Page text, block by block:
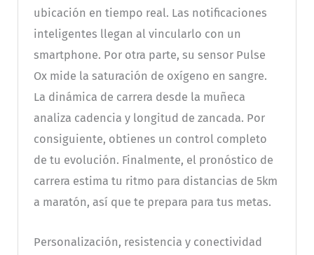
ubicación en tiempo real. Las notificaciones
inteligentes llegan al vincularlo con un
smartphone. Por otra parte, su sensor Pulse
Ox mide la saturación de oxígeno en sangre.
La dinámica de carrera desde la muñeca
analiza cadencia y longitud de zancada. Por
consiguiente, obtienes un control completo
de tu evolución. Finalmente, el pronóstico de
carrera estima tu ritmo para distancias de 5km
a maratón, así que te prepara para tus metas.
Personalización, resistencia y conectividad